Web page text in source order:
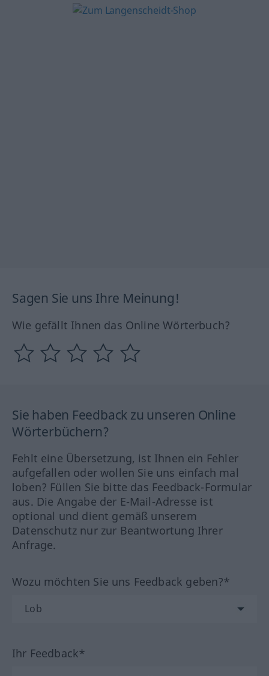
Sagen Sie uns Ihre Meinung!
Wie gefällt Ihnen das Online Wörterbuch?
Sie haben Feedback zu unseren Online
Wörterbüchern?
Fehlt eine Übersetzung, ist Ihnen ein Fehler
aufgefallen oder wollen Sie uns einfach mal
loben? Füllen Sie bitte das Feedback-Formular
aus. Die Angabe der E-Mail-Adresse ist
optional und dient gemäß unserem
Datenschutz nur zur Beantwortung Ihrer
Anfrage.
Wozu möchten Sie uns Feedback geben?*
Ihr Feedback*